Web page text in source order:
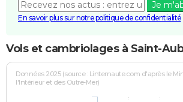
Je
En savoir plus sur notre politique de confidentialité
Vols et cambriolages à Saint-
Données 2025 (source : Linternaute.com d'après le
l'Intérieur et des Outre-Mer)